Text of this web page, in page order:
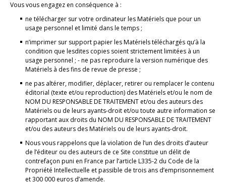
Vous vous engagez en conséquence à :
ne télécharger sur votre ordinateur les Matériels que pour un
usage personnel et limité dans le temps ;
n’imprimer sur support papier les Matériels téléchargés qu’à la
condition que lesdites copies soient strictement limitées à un
usage personnel ; - ne pas reproduire la version numérique des
Matériels à des fins de revue de presse ;
ne pas altérer, modifier, déplacer, retirer ou remplacer le contenu
éditorial (texte et/ou reproduction) des Matériels et/ou le nom de
NOM DU RESPONSABLE DE TRAITEMENT et/ou des auteurs des
Matériels ou de leurs ayants-droit et/ou toute autre information se
rapportant aux droits du NOM DU RESPONSABLE DE TRAITEMENT
et/ou des auteurs des Matériels ou de leurs ayants-droit.
Nous vous rappelons que la violation de l’un des droits d’auteur
de l’éditeur ou des auteurs de ce Site constitue un délit de
contrefaçon puni en France par l’article L335-2 du Code de la
Propriété Intellectuelle et passible de trois ans d’emprisonnement
et 300 000 euros d’amende.